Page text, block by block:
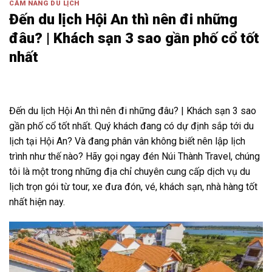
CẨM NANG DU LỊCH
Đến du lịch Hội An thì nên đi những
đâu? | Khách sạn 3 sao gần phố cổ tốt
nhất
Đến du lịch Hội An thì nên đi những đâu? | Khách sạn 3 sao
gần phố cổ tốt nhất. Quý khách đang có dự định sắp tới du
lịch tại Hội An? Và đang phân vân không biết nên lập lịch
trình như thế nào? Hãy gọi ngay đén Núi Thành Travel, chúng
tôi là một trong những địa chỉ chuyên cung cấp dịch vụ du
lịch trọn gói từ tour, xe đưa đón, vé, khách sạn, nhà hàng tốt
nhất hiện nay.